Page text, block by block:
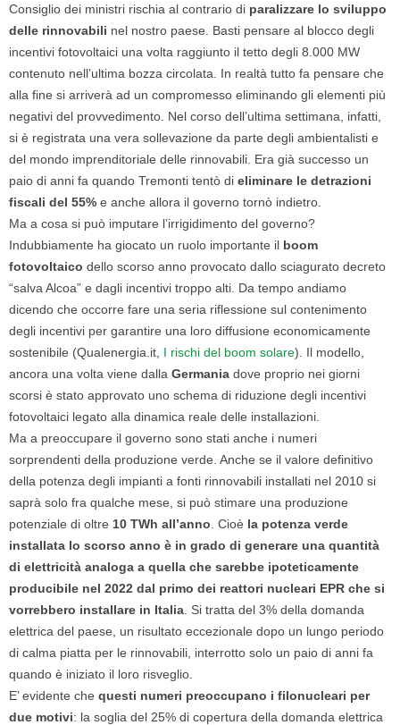
Consiglio dei ministri rischia al contrario di paralizzare lo sviluppo
delle rinnovabili nel nostro paese. Basti pensare al blocco degli
incentivi fotovoltaici una volta raggiunto il tetto degli 8.000 MW
contenuto nell’ultima bozza circolata. In realtà tutto fa pensare che
alla fine si arriverà ad un compromesso eliminando gli elementi più
negativi del provvedimento. Nel corso dell’ultima settimana, infatti,
si è registrata una vera sollevazione da parte degli ambientalisti e
del mondo imprenditoriale delle rinnovabili. Era già successo un
paio di anni fa quando Tremonti tentò di eliminare le detrazioni
fiscali del 55% e anche allora il governo tornò indietro.
Ma a cosa si può imputare l’irrigidimento del governo?
Indubbiamente ha giocato un ruolo importante il boom
fotovoltaico dello scorso anno provocato dallo sciagurato decreto
“salva Alcoa” e dagli incentivi troppo alti. Da tempo andiamo
dicendo che occorre fare una seria riflessione sul contenimento
degli incentivi per garantire una loro diffusione economicamente
sostenibile (Qualenergia.it, I rischi del boom solare). Il modello,
ancora una volta viene dalla Germania dove proprio nei giorni
scorsi è stato approvato uno schema di riduzione degli incentivi
fotovoltaici legato alla dinamica reale delle installazioni.
Ma a preoccupare il governo sono stati anche i numeri
sorprendenti della produzione verde. Anche se il valore definitivo
della potenza degli impianti a fonti rinnovabili installati nel 2010 si
saprà solo fra qualche mese, si può stimare una produzione
potenziale di oltre 10 TWh all’anno . Cioè la potenza verde
installata lo scorso anno è in grado di generare una quantità
di elettricità analoga a quella che sarebbe ipoteticamente
producibile nel 2022 dal primo dei reattori nucleari EPR che si
vorrebbero installare in Italia . Si tratta del 3% della domanda
elettrica del paese, un risultato eccezionale dopo un lungo periodo
di calma piatta per le rinnovabili, interrotto solo un paio di anni fa
quando è iniziato il loro risveglio.
E’ evidente che questi numeri preoccupano i filonucleari per
due motivi: la soglia del 25% di copertura della domanda elettrica